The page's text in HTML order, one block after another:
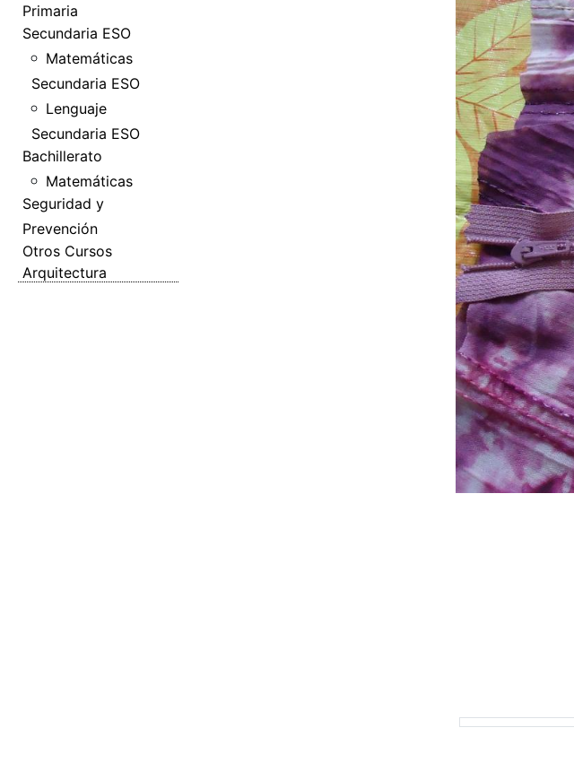
Primaria
Secundaria ESO
Matemáticas
Secundaria ESO
Lenguaje
Secundaria ESO
Bachillerato
Matemáticas
Seguridad y
Prevención
Otros Cursos
Arquitectura